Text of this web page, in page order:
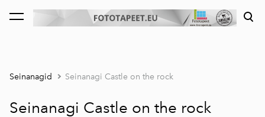
lisati ostukorvi. Vaata ostukorvi
Seinanagid Seinanagi Castle on the rock
Seinanagi Castle on the rock